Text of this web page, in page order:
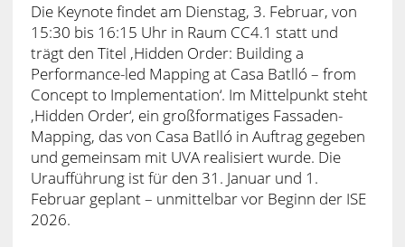
Die Keynote findet am Dienstag, 3. Februar, von
15:30 bis 16:15 Uhr in Raum CC4.1 statt und
trägt den Titel ‚Hidden Order: Building a
Performance-led Mapping at Casa Batlló – from
Concept to Implementation‘. Im Mittelpunkt steht
‚Hidden Order‘, ein großformatiges Fassaden-
Mapping, das von Casa Batlló in Auftrag gegeben
und gemeinsam mit UVA realisiert wurde. Die
Uraufführung ist für den 31. Januar und 1.
Februar geplant – unmittelbar vor Beginn der ISE
2026.